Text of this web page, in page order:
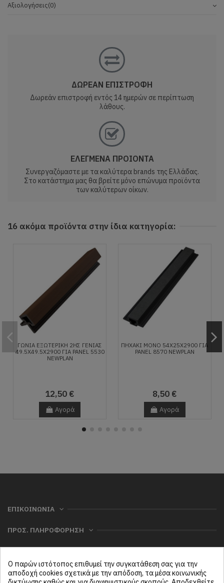
Αξιολογήσεις(0)
ΔΩΡΕΑΝ ΕΠΙΣΤΡΟΦΗ
Δωρεάν επιστροφή εντός 14 ημερών σε περίπτωση
λάθους.
ΕΛΕΓΜΕΝΑ ΠΡΟΙΟΝΤΑ
Συνεργαζόμαστε με τα καλύτερα brands της Ελλάδας.
Στο κατάστημα μας θα βρείτε μόνο επώνυμα προϊόντα
των καλύτερων οίκων.
16 ακόμα προϊόντα στην ίδια κατηγορία:
ΓΩΝΙΑ ΕΞΩΤΕΡΙΚΗ 2ΗΣ ΓΕΝΙΑΣ
49.5Χ49.5Χ2900 ΓΙΑ PANEL 5530
NEWPLAN
12,50 €
Αγορά
ΠΗΧΑΚΙ ΜΟΝΟ 54Χ25Χ2900 ΓΙΑ
PANEL 8570 NEWPLAN
8,50 €
Αγορά
ΕΠΙΚΟΙΝΩΝΙΑ
ΠΡΟΣ. ΠΛΗΡΟΦΟΡΗΣΗ
ΜΕΝΟΥ
Ο παρών ιστότοπος επιθυμεί την συγκατάθεση σας για την
αποδοχή cookies σχετικά με την απόδοση, τα μέσα κοινωνικής